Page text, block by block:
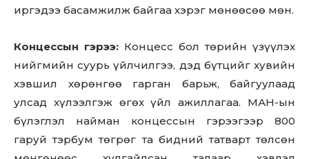
иргэдээ басамжилж байгаа хэрэг мөнөөсөө мөн.
Концессын гэрээ: Концесс бол төрийн үзүүлэх
нийгмийн суурь үйлчилгээ, дэд бүтцийг хувийн
хэвшил хөрөнгөө гарган барьж, байгуулаад
улсад хүлээлгэж өгөх үйл ажиллагаа. МАН-ын
бүлэглэл найман концессын гэрээгээр 800
гаруй тэрбум төгрөг та бидний татварт төлсөн